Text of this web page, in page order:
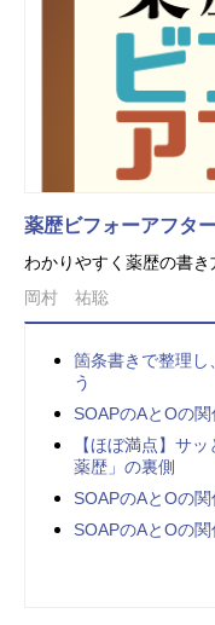
薬歴ビフォーアフタ
わかりやすく薬歴の書き
岡村 祐聡
箇条書きで整理し
う
SOAPのAとOの
【ほぼ満点】サ
薬歴」の裏側
SOAPのAとOの
SOAPのAとOの